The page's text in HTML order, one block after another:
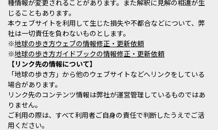
種情報が変更されることがあります。また解釈に見解の相違が生
じることもあります。
本ウェブサイトを利用して生じた損失や不都合などについて、弊
社は一切責任を負わないものとします。
※地球の歩き方ウェブの情報修正・更新依頼
※地球の歩き方ガイドブックの情報修正・更新依頼
リンク先の情報について
「地球の歩き方」から他のウェブサイトなどへリンクをしている
場合があります。
リンク先のコンテンツ情報は弊社が運営管理しているものではあ
りません。
ご利用の際は、すべて利用者ご自身の責任で判断したうえでご活
用ください。